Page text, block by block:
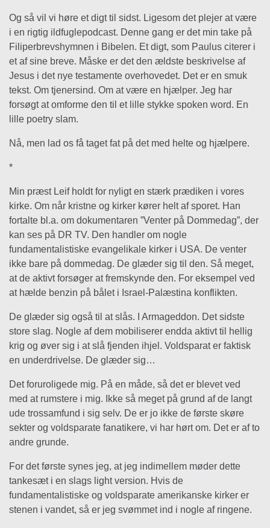
Og så vil vi høre et digt til sidst. Ligesom det plejer at være
i en rigtig ildfuglepodcast. Denne gang er det min take på
Filiperbrevshymnen i Bibelen. Et digt, som Paulus citerer i
et af sine breve. Måske er det den ældste beskrivelse af
Jesus i det nye testamente overhovedet. Det er en smuk
tekst. Om tjenersind. Om at være en hjælper. Jeg har
forsøgt at omforme den til et lille stykke spoken word. En
lille poetry slam.
Nå, men lad os få taget fat på det med helte og hjælpere.
*
Min præst Leif holdt for nyligt en stærk prædiken i vores
kirke. Om når kristne og kirker kører helt af sporet. Han
fortalte bl.a. om dokumentaren ”Venter på Dommedag”, der
kan ses på DR TV. Den handler om nogle
fundamentalistiske evangelikale kirker i USA. De venter
ikke bare på dommedag. De glæder sig til den. Så meget,
at de aktivt forsøger at fremskynde den. For eksempel ved
at hælde benzin på bålet i Israel-Palæstina konflikten.
De glæder sig også til at slås. I Armageddon. Det sidste
store slag. Nogle af dem mobiliserer endda aktivt til hellig
krig og øver sig i at slå fjenden ihjel. Voldsparat er faktisk
en underdrivelse. De glæder sig…
Det foruroligede mig. På en måde, så det er blevet ved
med at rumstere i mig. Ikke så meget på grund af de langt
ude trossamfund i sig selv. De er jo ikke de første skøre
sekter og voldsparate fanatikere, vi har hørt om. Det er af to
andre grunde.
For det første synes jeg, at jeg indimellem møder dette
tankesæt i en slags light version. Hvis de
fundamentalistiske og voldsparate amerikanske kirker er
stenen i vandet, så er jeg svømmet ind i nogle af ringene.